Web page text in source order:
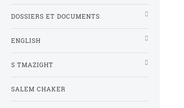
DOSSIERS ET DOCUMENTS
ENGLISH
S TMAZIGHT
SALEM CHAKER